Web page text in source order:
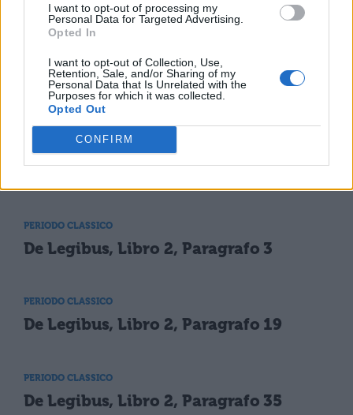
I want to opt-out of processing my
Personal Data for Targeted Advertising.
Opted In
I want to opt-out of Collection, Use,
Retention, Sale, and/or Sharing of my
Personal Data that Is Unrelated with the
Purposes for which it was collected.
Opted Out
CONFIRM
De Legibus, Libro 1, Paragrafo 14
PERIODO CLASSICO
De Legibus, Libro 1, Paragrafo 31
PERIODO CLASSICO
PERIODO CLASSICO
De Legibus, Libro 2, Paragrafo 3
PERIODO CLASSICO
De Legibus, Libro 2, Paragrafo 19
PERIODO CLASSICO
De Legibus, Libro 2, Paragrafo 35